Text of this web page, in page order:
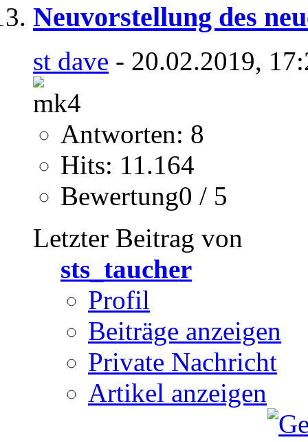
Neuvorstellung des
st dave - 20.02.2019,
Antworten: 8
Hits: 11.164
Bewertung0 / 5
Letzter Beitrag von
sts_taucher
Profil
Beiträge anzeigen
Private Nachricht
Artikel anzeigen